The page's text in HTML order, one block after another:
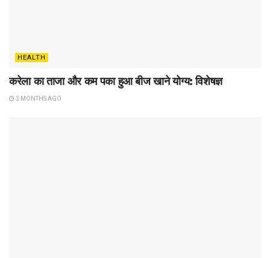
HEALTH
करेला का ताजा और कम पका हुआ बीज खाने योग्य: विशेषज्ञ
3 MONTHS AGO